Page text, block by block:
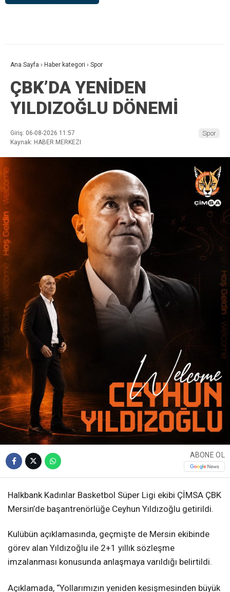
Ana Sayfa › Haber kategori › Spor
ÇBK’DA YENİDEN
YILDIZOĞLU DÖNEMİ
Giriş: 06-08-2026 11:57
Kaynak: HABER MERKEZI
Spor
ABONE OL
Halkbank Kadınlar Basketbol Süper Ligi ekibi ÇİMSA ÇBK
Mersin’de başantrenörlüğe Ceyhun Yıldızoğlu getirildi.
Kulübün açıklamasında, geçmişte de Mersin ekibinde
görev alan Yıldızoğlu ile 2+1 yıllık sözleşme
imzalanması konusunda anlaşmaya varıldığı belirtildi.
Açıklamada, “Yollarımızın yeniden kesişmesinden büyük